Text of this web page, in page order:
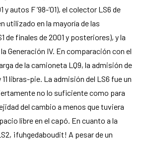
y autos F ’98-’01), el colector LS6 de
utilizado en la mayoría de las
de finales de 2001 y posteriores), y la
Generación IV. En comparación con el
de la camioneta LQ9, la admisión de
11 libras-pie. La admisión del LS6 fue un
no lo suficiente como para
del cambio a menos que tuviera
libre en el capó. En cuanto a la
¡fuhgedaboudit! A pesar de un